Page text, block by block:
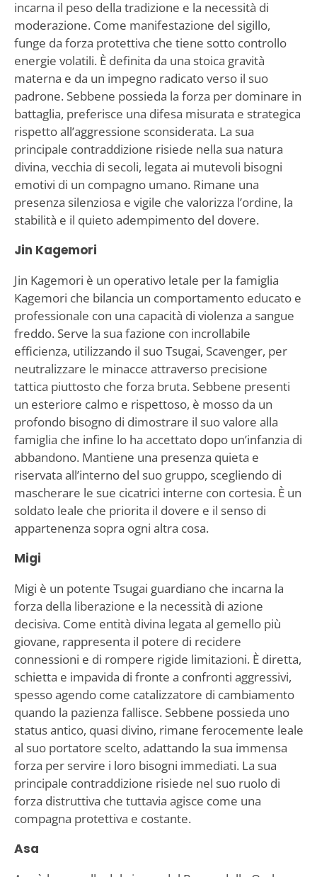
incarna il peso della tradizione e la necessità di
moderazione. Come manifestazione del sigillo,
funge da forza protettiva che tiene sotto controllo
energie volatili. È definita da una stoica gravità
materna e da un impegno radicato verso il suo
padrone. Sebbene possieda la forza per dominare in
battaglia, preferisce una difesa misurata e strategica
rispetto all’aggressione sconsiderata. La sua
principale contraddizione risiede nella sua natura
divina, vecchia di secoli, legata ai mutevoli bisogni
emotivi di un compagno umano. Rimane una
presenza silenziosa e vigile che valorizza l’ordine, la
stabilità e il quieto adempimento del dovere.
Jin Kagemori
Jin Kagemori è un operativo letale per la famiglia
Kagemori che bilancia un comportamento educato e
professionale con una capacità di violenza a sangue
freddo. Serve la sua fazione con incrollabile
efficienza, utilizzando il suo Tsugai, Scavenger, per
neutralizzare le minacce attraverso precisione
tattica piuttosto che forza bruta. Sebbene presenti
un esteriore calmo e rispettoso, è mosso da un
profondo bisogno di dimostrare il suo valore alla
famiglia che infine lo ha accettato dopo un’infanzia di
abbandono. Mantiene una presenza quieta e
riservata all’interno del suo gruppo, scegliendo di
mascherare le sue cicatrici interne con cortesia. È un
soldato leale che priorita il dovere e il senso di
appartenenza sopra ogni altra cosa.
Migi
Migi è un potente Tsugai guardiano che incarna la
forza della liberazione e la necessità di azione
decisiva. Come entità divina legata al gemello più
giovane, rappresenta il potere di recidere
connessioni e di rompere rigide limitazioni. È diretta,
schietta e impavida di fronte a confronti aggressivi,
spesso agendo come catalizzatore di cambiamento
quando la pazienza fallisce. Sebbene possieda uno
status antico, quasi divino, rimane ferocemente leale
al suo portatore scelto, adattando la sua immensa
forza per servire i loro bisogni immediati. La sua
principale contraddizione risiede nel suo ruolo di
forza distruttiva che tuttavia agisce come una
compagna protettiva e costante.
Asa